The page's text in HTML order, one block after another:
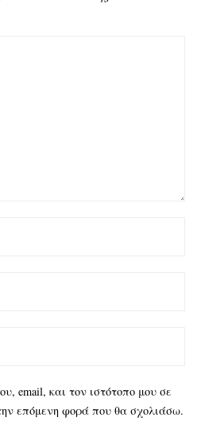
email, και τον ιστότοπο μου σε
επόμενη φορά που θα σχολιάσω.